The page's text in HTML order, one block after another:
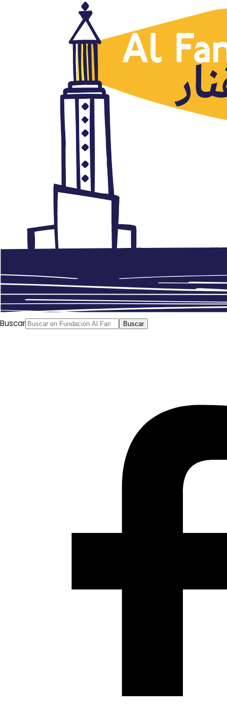
Buscar Buscar
Noticias destacadas
El mapa de las protestas: la
subida de precios moviliza la
calle en 16 provincias
tunecinas
Autor: AlFanar